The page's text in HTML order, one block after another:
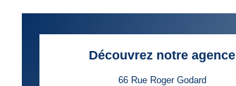
Découvrez notre agence
66 Rue Roger Godard